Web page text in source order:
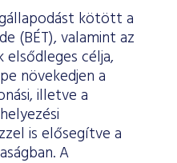
kötött a
(BÉT), valamint az
elsődleges célja,
növekedjen a
illetve a
is elősegítve a
A